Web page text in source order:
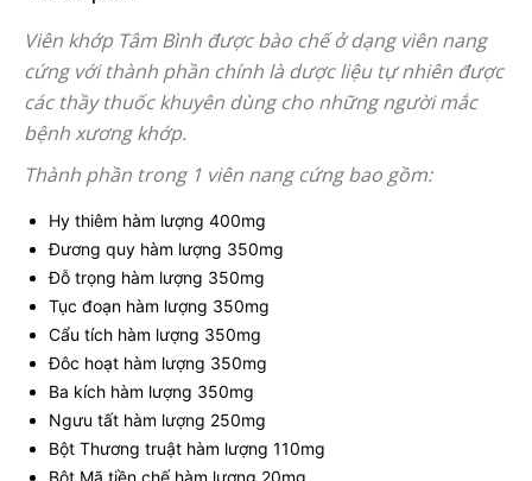
Viên khớp Tâm Bình được bào chế ở dạng viên nang
cứng với thành phần chính là dược liệu tự nhiên được
các thầy thuốc khuyên dùng cho những người mắc
bệnh xương khớp.
Thành phần trong 1 viên nang cứng bao gồm:
Hy thiêm hàm lượng 400mg
Đương quy hàm lượng 350mg
Đỗ trọng hàm lượng 350mg
Tục đoạn hàm lượng 350mg
Cẩu tích hàm lượng 350mg
Đôc hoạt hàm lượng 350mg
Ba kích hàm lượng 350mg
Ngưu tất hàm lượng 250mg
Bột Thương truật hàm lượng 110mg
Bột Mã tiền chế hàm lượng 20mg